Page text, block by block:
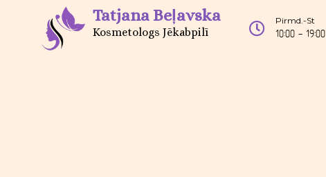
Tatjana Beļavska
Kosmetologs Jēkabpilī
Pirmd.-St
10:00 - 19:00